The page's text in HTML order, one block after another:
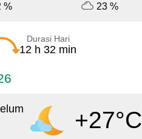
%
23 %
Durasi Hari
12 h 32 min
+27°C